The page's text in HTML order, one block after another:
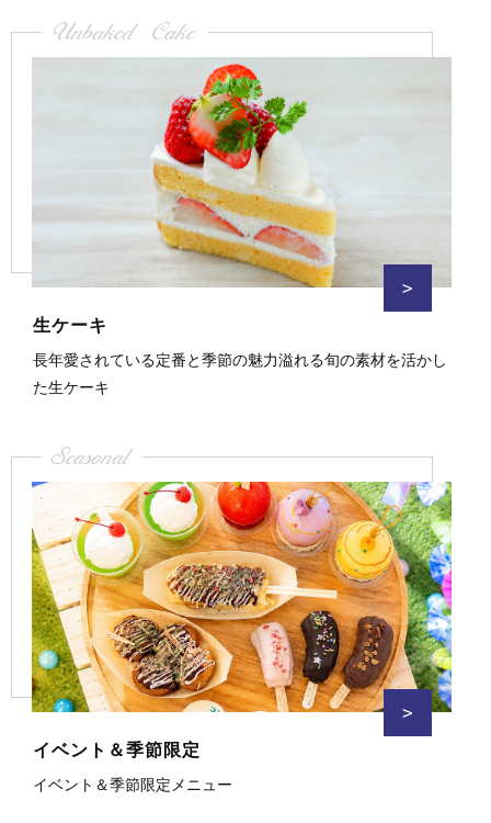
Unbaked Cake
>
生ケーキ
長年愛されている定番と季節の魅力溢れる旬の素材を活かし
た生ケーキ
Seasonal
>
イベント＆季節限定
イベント＆季節限定メニュー